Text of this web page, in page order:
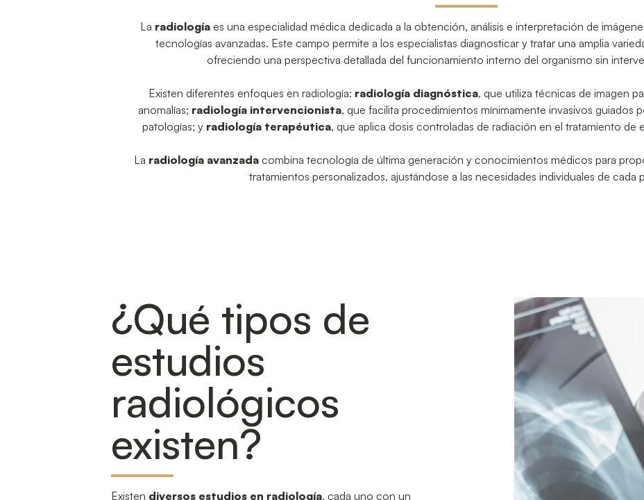
La radiología es una especialidad médica dedicada a la obtención, análisis e interpretación de
tecnologías avanzadas. Este campo permite a los especialistas diagnosticar y tratar una amplia
ofreciendo una perspectiva detallada del funcionamiento interno del organismo sin
Existen diferentes enfoques en radiología: radiología diagnóstica, que utiliza técnicas de imagen
anomalías; radiología intervencionista, que facilita procedimientos mínimamente invasivos guiados
patologías; y radiología terapéutica, que aplica dosis controladas de radiación en el tratamiento de
La radiología avanzadacombina tecnología de última generación y conocimientos médicos para
tratamientos personalizados, ajustándose a las necesidades individuales de cada
¿Qué tipos de
estudios
radiológicos
existen?
Existen diversos estudios en radiología, cada uno con un